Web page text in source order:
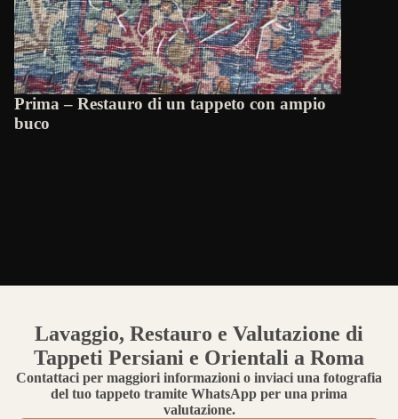
Prima – Restauro di un tappeto con ampio
buco
Lavaggio, Restauro e Valutazione di
Tappeti Persiani e Orientali a Roma
Contattaci per maggiori informazioni o inviaci una fotografia
del tuo tappeto tramite WhatsApp per una prima
valutazione.